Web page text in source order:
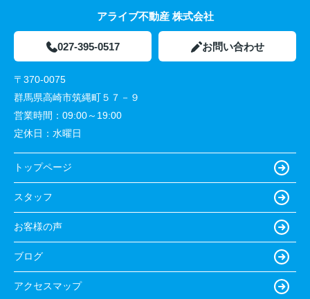
アライブ不動産 株式会社
027-395-0517 お問い合わせ
〒370-0075
群馬県高崎市筑縄町５７－９
営業時間： 09:00～19:00
定休日： 水曜日
トップページ
スタッフ
お客様の声
ブログ
アクセスマップ